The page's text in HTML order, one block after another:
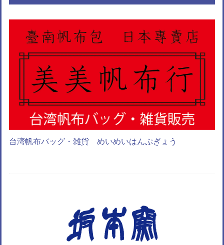
台湾帆布バッグ・雑貨 めいめいはんぷぎょう